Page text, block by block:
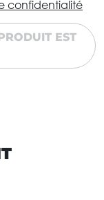
confidentialité
EST